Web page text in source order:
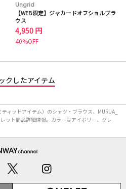
Ungrid
【WEB限定】ジャカードオフショルブラ
ウス
4,950 円
40%OFF
クしたアイテム
ィッドアイテム）のシャツ・ブラウス、MURUA_
ット商品詳細情報。カラーはアイボリー、グレ